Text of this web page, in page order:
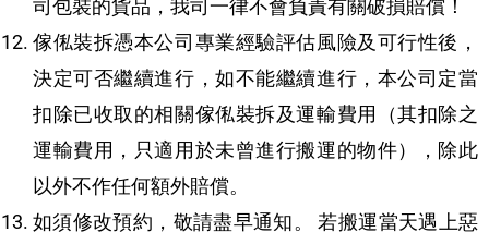
司包裝的貨品，我司一律不會負責有關破損賠償！
傢俬裝拆憑本公司專業經驗評估風險及可行性後，
決定可否繼續進行，如不能繼續進行，本公司定當
扣除已收取的相關傢俬裝拆及運輸費用（其扣除之
運輸費用，只適用於未曾進行搬運的物件），除此
以外不作任何額外賠償。
如須修改預約，敬請盡早通知。 若搬運當天遇上惡